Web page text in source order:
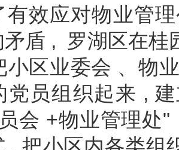
有效应对物业管
矛盾 , 罗湖区在桂
区业委会 、物
党员组织起来 ,
会 +物业管理